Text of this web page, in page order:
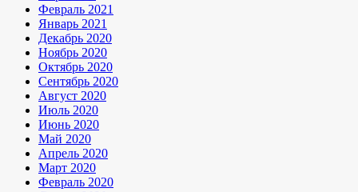
Февраль 2021
Январь 2021
Декабрь 2020
Ноябрь 2020
Октябрь 2020
Сентябрь 2020
Август 2020
Июль 2020
Июнь 2020
Май 2020
Апрель 2020
Март 2020
Февраль 2020